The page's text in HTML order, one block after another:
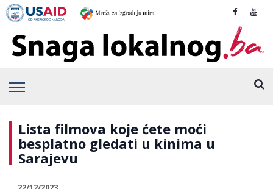
Lista filmova koje ćete moći
besplatno gledati u kinima u
Sarajevu